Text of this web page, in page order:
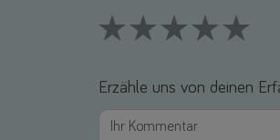
Erzähle uns von deinen